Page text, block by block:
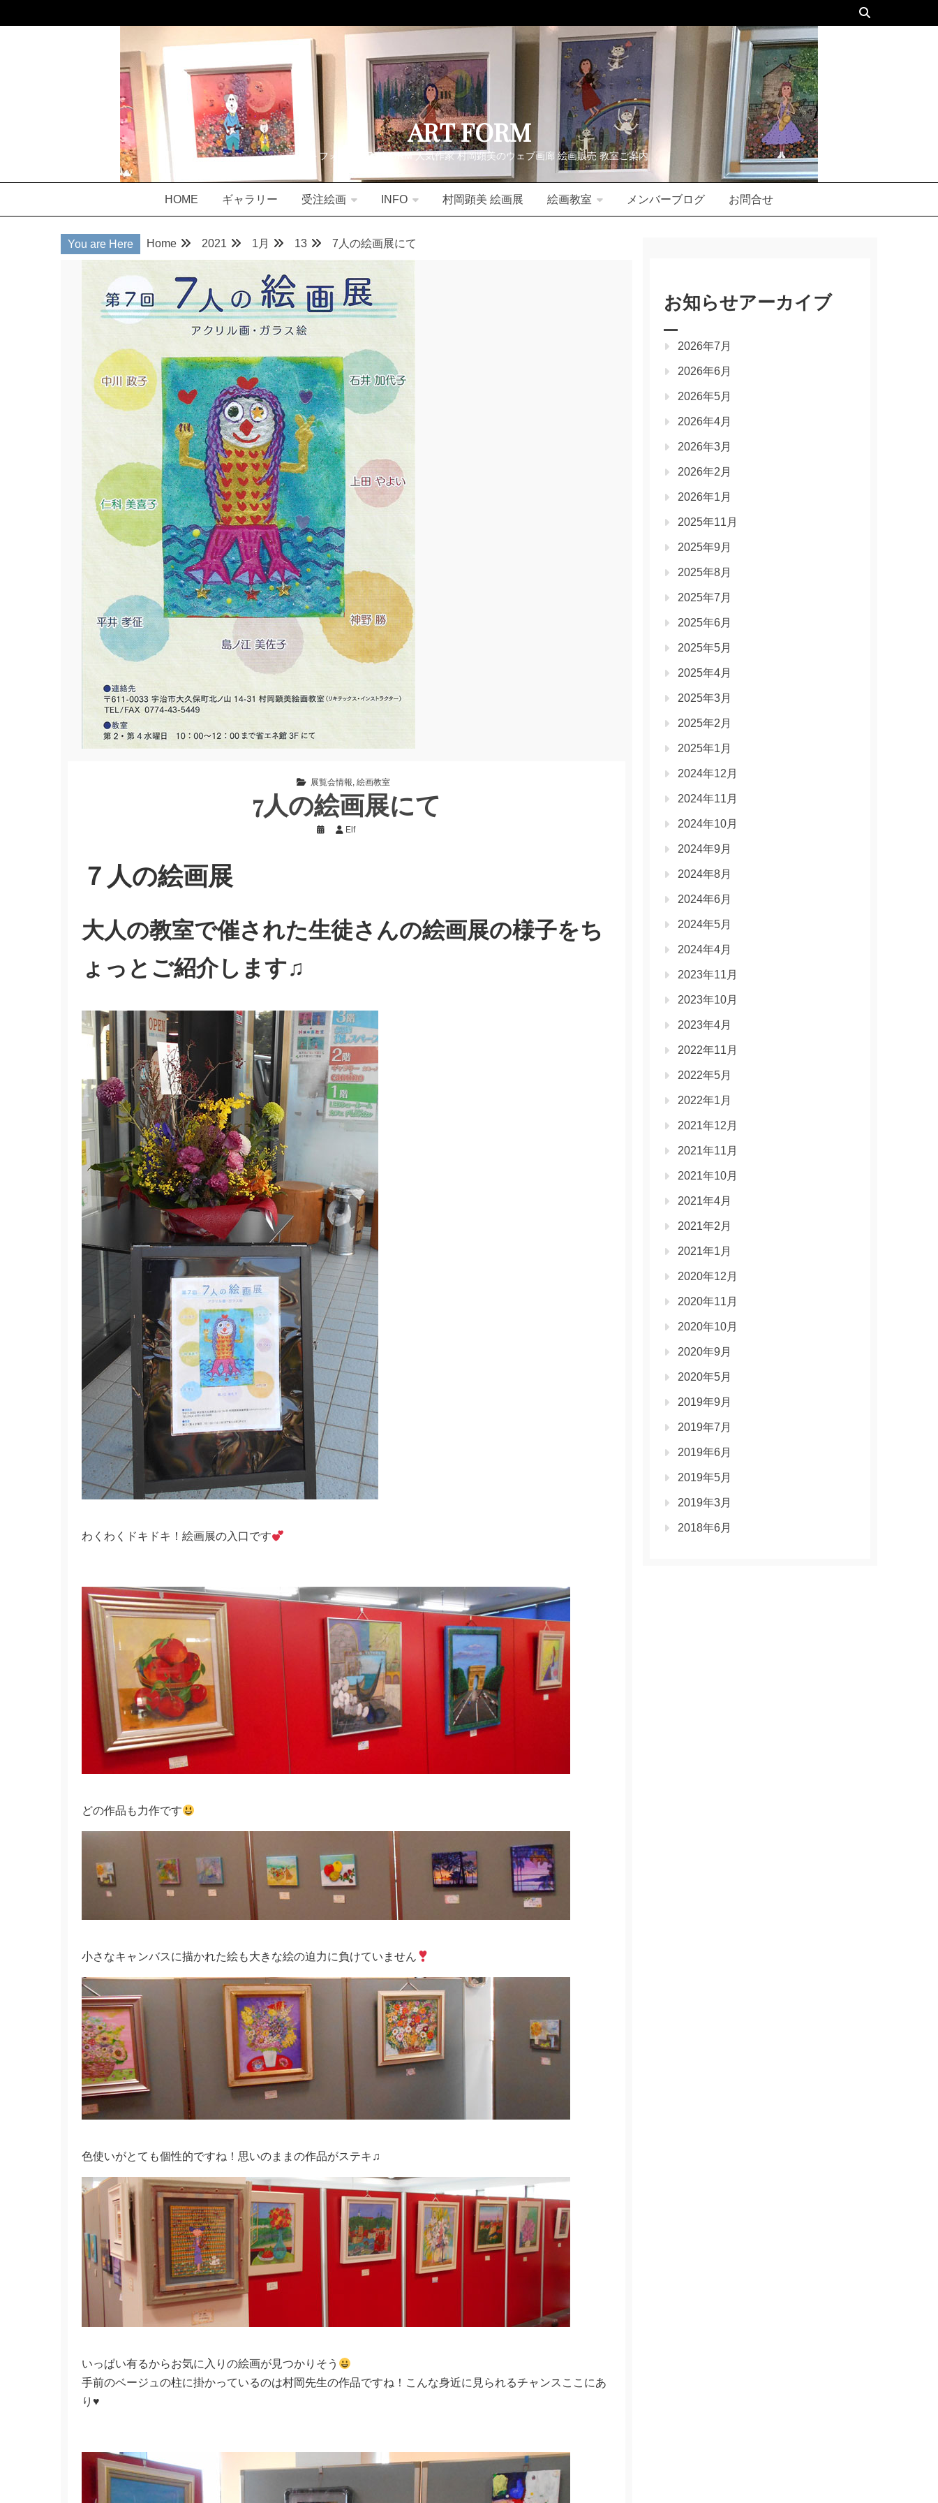
to
ART FORM
アートフォーム ART FORM 人気作家 村岡顕美のウェブ画廊 絵画販売 教室ご案内
HOME ギャラリー 受注絵画 INFO 村岡顕美 絵画展 絵画教室 メンバーブログ お問合せ
You are Here Home 2021 1月 13 7人の絵画展にて
展覧会情報, 絵画教室
7人の絵画展にて
Elf
７人の絵画展
大人の教室で催された生徒さんの絵画展の様子をち
ょっとご紹介します♫
わくわくドキドキ！絵画展の入口です
どの作品も力作です
小さなキャンバスに描かれた絵も大きな絵の迫力に負けていません
色使いがとても個性的ですね！思いのままの作品がステキ♫
いっぱい有るからお気に入りの絵画が見つかりそう
手前のベージュの柱に掛かっているのは村岡先生の作品ですね！こんな身近に見られるチャンスここにあ
り♥
お知らせアーカイブ
2026年7月
2026年6月
2026年5月
2026年4月
2026年3月
2026年2月
2026年1月
2025年11月
2025年9月
2025年8月
2025年7月
2025年6月
2025年5月
2025年4月
2025年3月
2025年2月
2025年1月
2024年12月
2024年11月
2024年10月
2024年9月
2024年8月
2024年6月
2024年5月
2024年4月
2023年11月
2023年10月
2023年4月
2022年11月
2022年5月
2022年1月
2021年12月
2021年11月
2021年10月
2021年4月
2021年2月
2021年1月
2020年12月
2020年11月
2020年10月
2020年9月
2020年5月
2019年9月
2019年7月
2019年6月
2019年5月
2019年3月
2018年6月